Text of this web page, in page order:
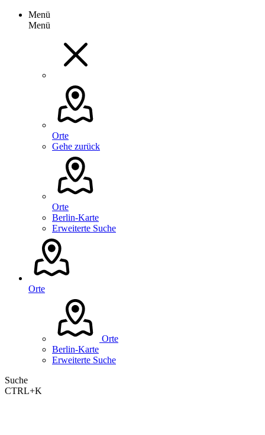
Menü
Menü
Orte
Gehe zurück
Orte
Berlin-Karte
Erweiterte Suche
Orte
Orte
Berlin-Karte
Erweiterte Suche
Suche
CTRL+K